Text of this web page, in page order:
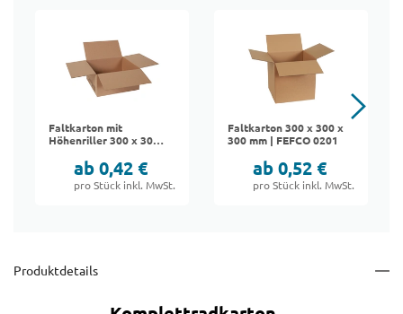
Faltkarton mit
Höhenriller 300 x 300
ab 0,42 €
pro Stück inkl. MwSt.
Faltkarton 300 x 300 x
300 mm | FEFCO 0201
ab 0,52 €
pro Stück inkl. MwSt.
Produktdetails